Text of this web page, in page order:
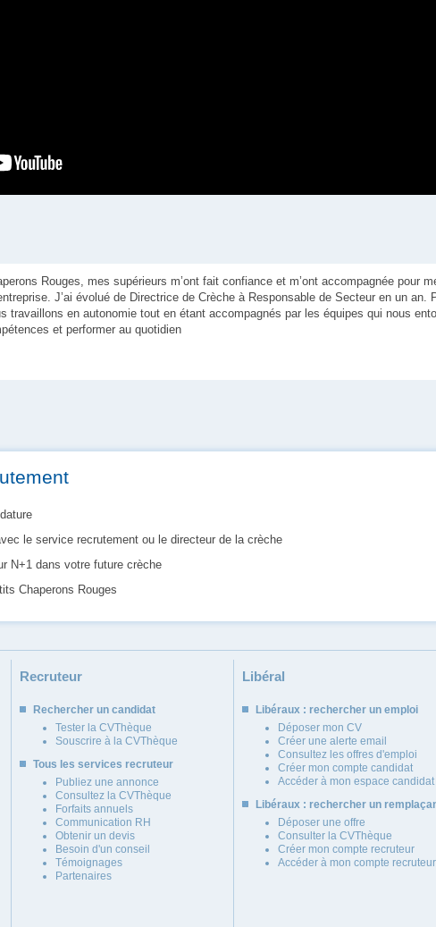
Rouges, mes supérieurs m’ont fait confiance et m’ont accompagnée pour
J’ai évolué de Directrice de Crèche à Responsable de Secteur en un an.
travaillons en autonomie tout en étant accompagnés par les équipes qui nous
et performer au quotidien
le service recrutement ou le directeur de la crèche
N+1 dans votre future crèche
Chaperons Rouges
Recruteur
Rechercher un candidat
Tester la CVThèque
Souscrire à la CVThèque
Tous les services recruteur
Publiez une annonce
Consultez la CVThèque
Forfaits annuels
Communication RH
Obtenir un devis
Besoin d'un conseil
Témoignages
Partenaires
Libéral
Libéraux : rechercher un emploi
Déposer mon CV
Créer une alerte email
Consultez les offres d'emploi
Créer mon compte candidat
Accéder à mon espace candidat
Libéraux : rechercher un
Déposer une offre
Consulter la CVThèque
Créer mon compte recruteur
Accéder à mon compte recruteur